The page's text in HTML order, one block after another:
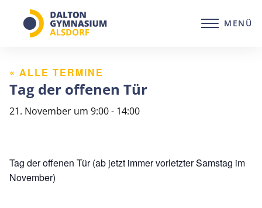
Inhalt
springen
MENÜ
« ALLE TERMINE
Tag der offenen Tür
21. November um 9:00- 14:00
Tag der offenen Tür (ab jetzt immer vorletzter Samstag im
November)